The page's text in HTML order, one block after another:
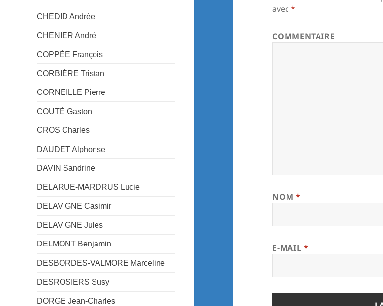
CHEDID Andrée
CHENIER André
COPPÉE François
CORBIÈRE Tristan
CORNEILLE Pierre
COUTÉ Gaston
CROS Charles
DAUDET Alphonse
DAVIN Sandrine
DELARUE-MARDRUS Lucie
DELAVIGNE Casimir
DELAVIGNE Jules
DELMONT Benjamin
DESBORDES-VALMORE Marceline
DESROSIERS Susy
DORGE Jean-Charles
avec*
COMMENTAIRE
NOM *
E-MAIL *